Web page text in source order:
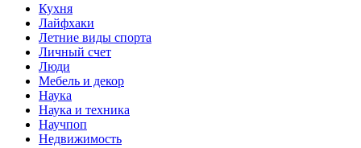
Кухня
Лайфхаки
Летние виды спорта
Личный счет
Люди
Мебель и декор
Наука
Наука и техника
Научпоп
Недвижимость